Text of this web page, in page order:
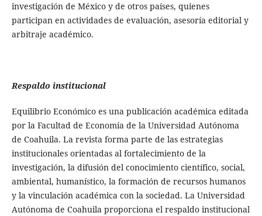
investigación de México y de otros países, quienes
participan en actividades de evaluación, asesoría editorial y
arbitraje académico.
Respaldo institucional
Equilibrio Económico es una publicación académica editada
por la Facultad de Economía de la Universidad Autónoma
de Coahuila. La revista forma parte de las estrategias
institucionales orientadas al fortalecimiento de la
investigación, la difusión del conocimiento científico, social,
ambiental, humanístico, la formación de recursos humanos
y la vinculación académica con la sociedad. La Universidad
Autónoma de Coahuila proporciona el respaldo institucional